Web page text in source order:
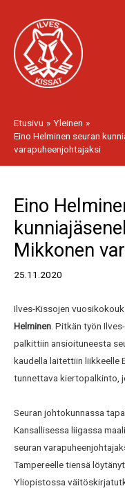
sisältöön
Etusivu
Yleinen
Eino Helminen seuran
varapuheenjohtajaksi
Eino
Mikkonen
25.11.2020
Ilves-Kissojen
Helminen. Pitkän työn
palkittiin ansioituneesta
kaudella laitettiin liikkeelle
tunnettava kiertopalkinto,
Seuran johtokunnassa
Kansallisessa liigassa
seuran
Tampereelle tiensä
Yliopistossa
selaus